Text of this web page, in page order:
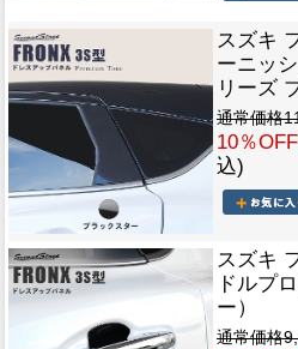
スズキ
ーニッ
リーズ
通常価格
10％
込)
スズキ
ドルプ
ー）
通常価格